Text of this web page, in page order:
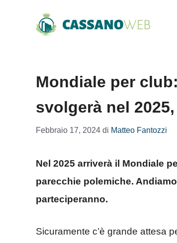
Mondiale per
svolgerà nel
Febbraio 17, 2024 di Matteo Fantozzi
Nel 2025 arriverà il Mondiale
parecchie polemiche.
parteciperanno.
Sicuramente c’è grande attesa